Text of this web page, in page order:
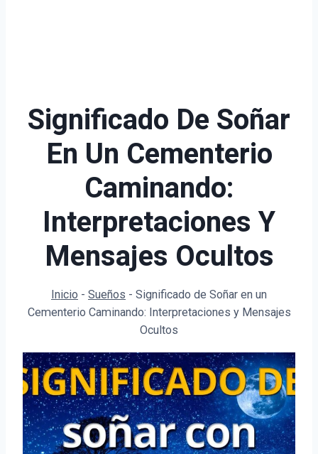
Significado De Soñar
En Un Cementerio
Caminando:
Interpretaciones Y
Mensajes Ocultos
Inicio - Sueños - Significado de Soñar en un
Cementerio Caminando: Interpretaciones y Mensajes
Ocultos